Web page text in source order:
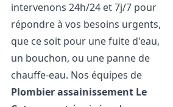
intervenons 24h/24 et 7j/7 pour
répondre à vos besoins urgents,
que ce soit pour une fuite d'eau,
un bouchon, ou une panne de
chauffe-eau. Nos équipes de
Plombier assainissement Le